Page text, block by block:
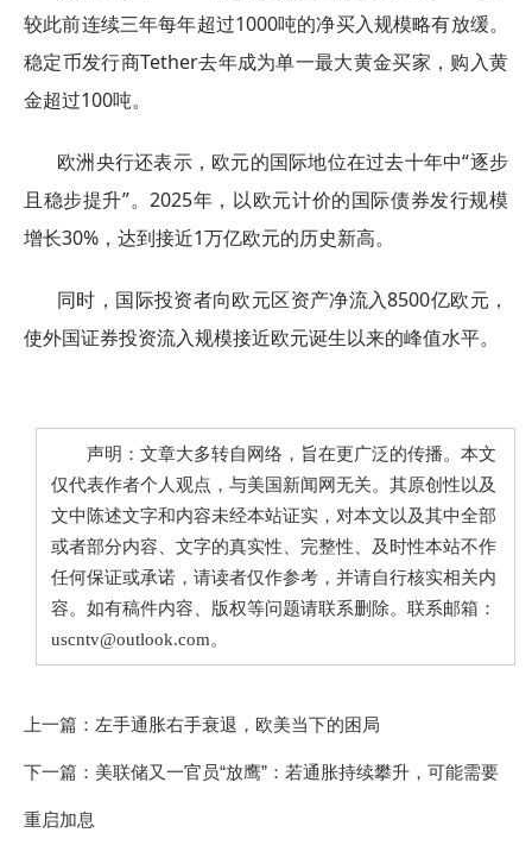
较此前连续三年每年超过1000吨的净买入规模略有放缓。
稳定币发行商Tether去年成为单一最大黄金买家，购入黄
金超过100吨。
欧洲央行还表示，欧元的国际地位在过去十年中“逐步
且稳步提升”。2025年，以欧元计价的国际债券发行规模
增长30%，达到接近1万亿欧元的历史新高。
同时，国际投资者向欧元区资产净流入8500亿欧元，
使外国证券投资流入规模接近欧元诞生以来的峰值水平。
声明：文章大多转自网络，旨在更广泛的传播。本文
仅代表作者个人观点，与美国新闻网无关。其原创性以及
文中陈述文字和内容未经本站证实，对本文以及其中全部
或者部分内容、文字的真实性、完整性、及时性本站不作
任何保证或承诺，请读者仅作参考，并请自行核实相关内
容。如有稿件内容、版权等问题请联系删除。联系邮箱：
uscntv@outlook.com。
上一篇： 左手通胀右手衰退，欧美当下的困局
下一篇： 美联储又一官员“放鹰”：若通胀持续攀升，可能需要
重启加息